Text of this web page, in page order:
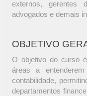
externos, gerentes
advogados e demais
OBJETIVO
O objetivo do curso
áreas a
contabilidade,
departamentos